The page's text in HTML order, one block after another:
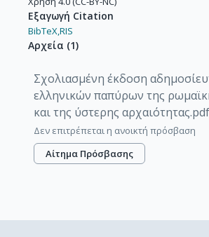
Εξαγωγή Citation
BibTeX,RIS
Αρχεία (1)
Σχολιασμένη έκδοση
ελληνικών παπύρων της
και της ύστερης αρχαιότητας.pdf
Δεν επιτρέπεται η ανοικτή πρόσβαση
Αίτημα Πρόσβασης